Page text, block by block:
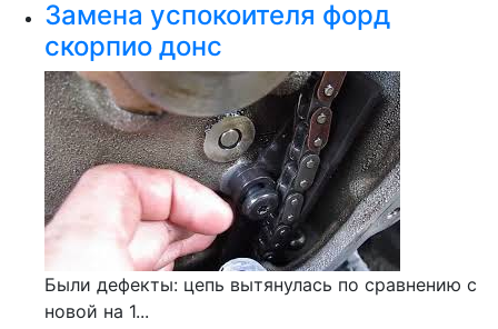
Замена успокоителя форд
скорпио донс
Были дефекты: цепь вытянулась по сравнению с
новой на 1...